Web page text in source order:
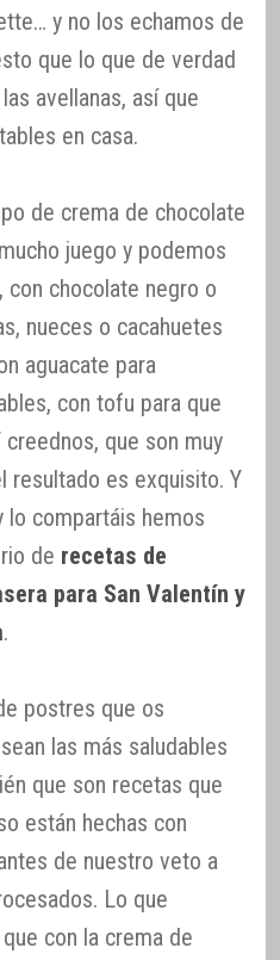
y no los echamos de
que lo que de verdad
avellanas, así que
en casa.
de crema de chocolate
juego y podemos
con chocolate negro o
nueces o cacahuetes
aguacate para
con tofu para que
que son muy
resultado es exquisito. Y
compartáis hemos
de recetas de
para San Valentín y
.
postres que os
las más saludables
que son recetas que
están hechas con
de nuestro veto a
Lo que
con la crema de